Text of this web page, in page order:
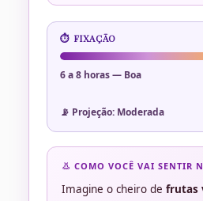
⏱️ FIXAÇÃO
6 a 8 horas — Boa
📡 Projeção: Moderada
👃 COMO VOCÊ VAI SENTIR
Imagine o cheiro de frutas